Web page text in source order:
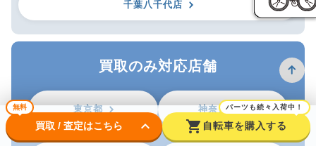
千葉八千代店
買取のみ対応店舗
東京都 神奈川県
無料
買取 / 査定はこちら keyboard_arrow_down shopping_cart
パーツも続々入荷中！
自転車を購入する